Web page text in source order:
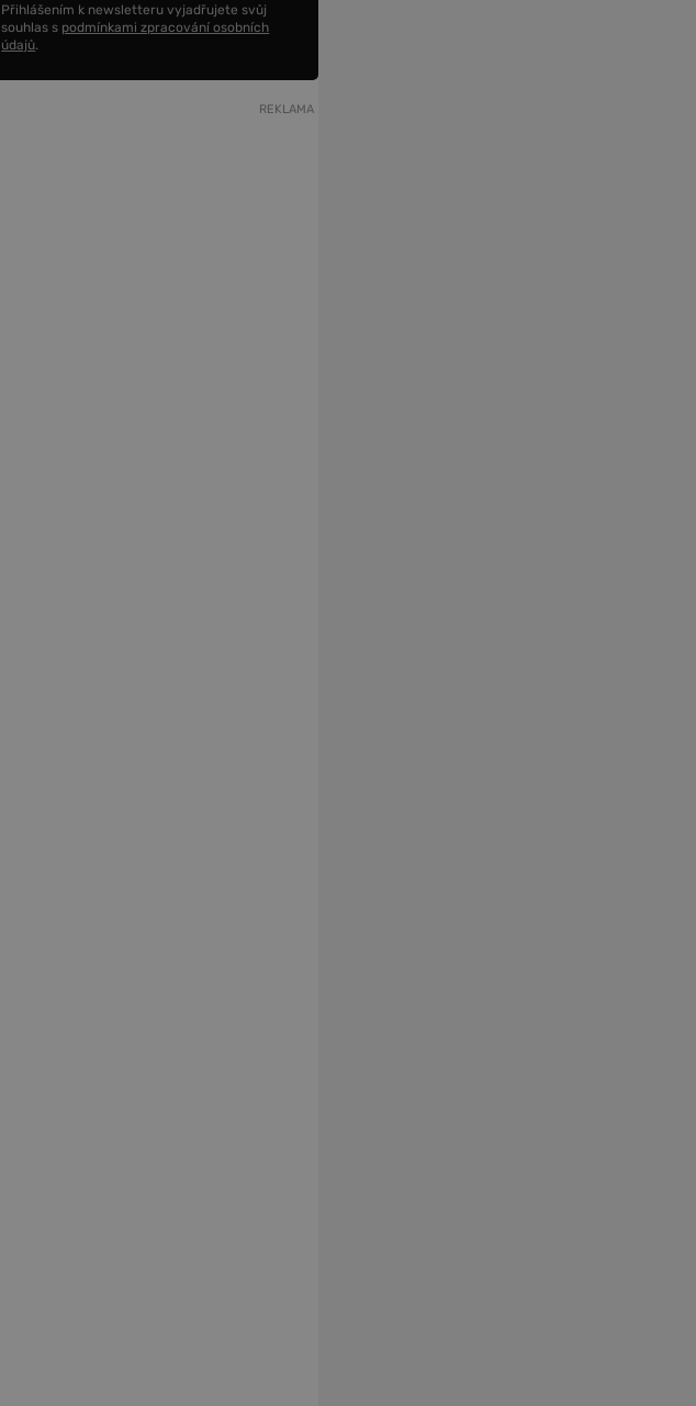
Přihlášením k newsletteru vyjadřujete svůj
souhlas s podmínkami zpracování osobních
údajů.
REKLAMA